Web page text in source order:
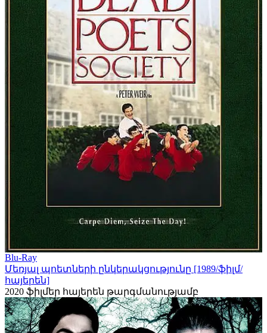
Blu-Ray
Մեռյալ պոետների ընկերակցությունը [1989/ֆիլմ/
հայերեն]
2020 ֆիլմեր հայերեն թարգմանությամբ